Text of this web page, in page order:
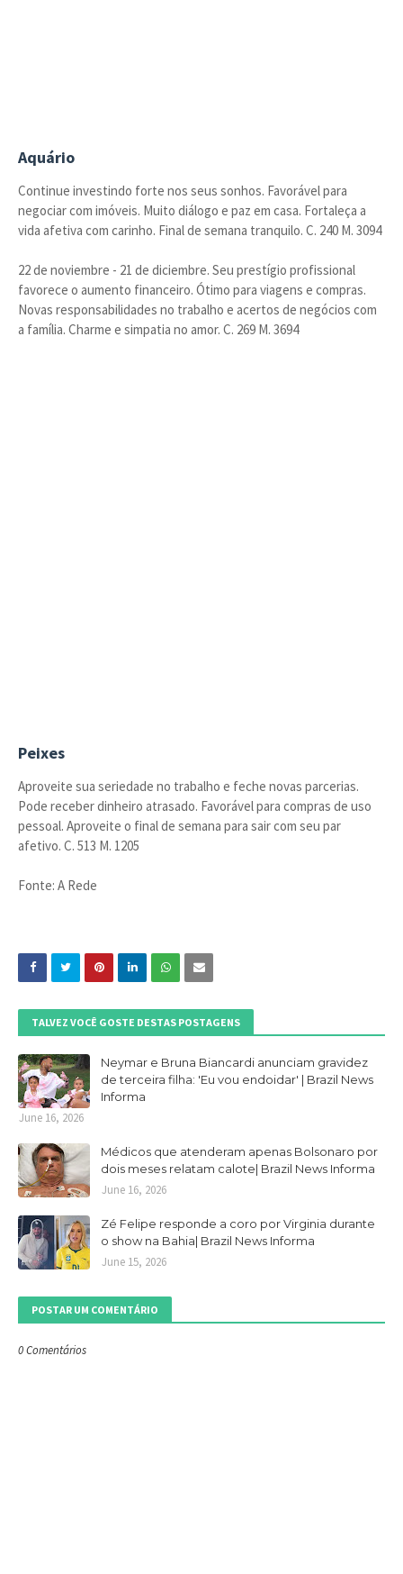
Aquário
Continue investindo forte nos seus sonhos. Favorável para
negociar com imóveis. Muito diálogo e paz em casa. Fortaleça a
vida afetiva com carinho. Final de semana tranquilo. C. 240 M. 3094
22 de noviembre - 21 de diciembre. Seu prestígio profissional
favorece o aumento financeiro. Ótimo para viagens e compras.
Novas responsabilidades no trabalho e acertos de negócios com
a família. Charme e simpatia no amor. C. 269 M. 3694
Peixes
Aproveite sua seriedade no trabalho e feche novas parcerias.
Pode receber dinheiro atrasado. Favorável para compras de uso
pessoal. Aproveite o final de semana para sair com seu par
afetivo. C. 513 M. 1205
Fonte: A Rede
TALVEZ VOCÊ GOSTE DESTAS POSTAGENS
Neymar e Bruna Biancardi anunciam gravidez
de terceira filha: 'Eu vou endoidar' | Brazil News
Informa
June 16, 2026
Médicos que atenderam apenas Bolsonaro por
dois meses relatam calote| Brazil News Informa
June 16, 2026
Zé Felipe responde a coro por Virginia durante
o show na Bahia| Brazil News Informa
June 15, 2026
POSTAR UM COMENTÁRIO
0 Comentários